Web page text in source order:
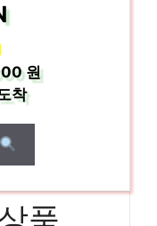
원
착
품